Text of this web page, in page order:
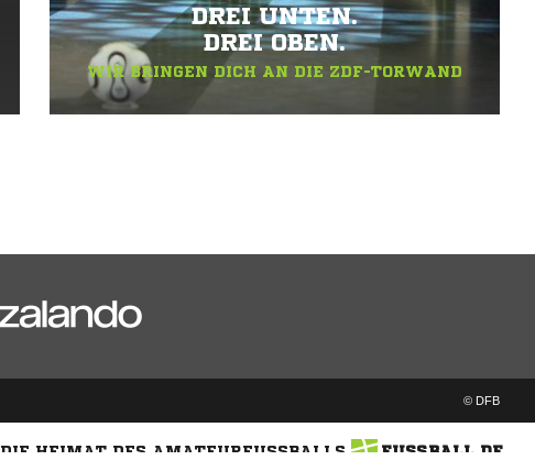
DREI UNTEN.
DREI OBEN.
WIR BRINGEN DICH AN DIE ZDF-TORWAND
© DFB
DIE HEIMAT DES AMATEURFUSSBALLS FUSSBALL.DE